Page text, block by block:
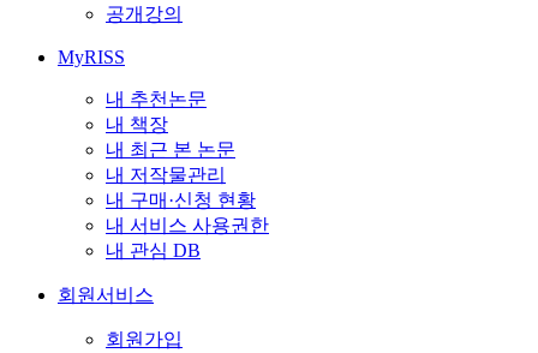
공개강의
MyRISS
내 추천논문
내 책장
내 최근 본 논문
내 저작물관리
내 구매·신청 현황
내 서비스 사용권한
내 관심 DB
회원서비스
회원가입